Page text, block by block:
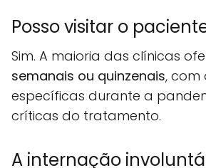
Posso visitar o
Sim. A maioria das clínicas
semanais ou quinzenais, com
específicas durante a
críticas do tratamento.
A internação